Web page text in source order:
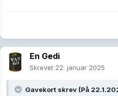
En Gedi
Skrevet 22. januar 2025
Gavekort skrev (På